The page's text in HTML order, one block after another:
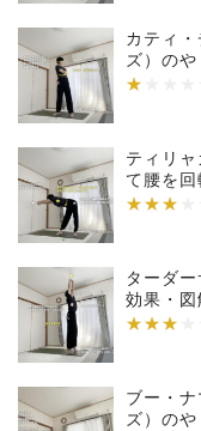
カティ
ズ）の
★
ティリ
て腰を
★★★
ターダ
効果・図
★★★
ブー・
ズ）の